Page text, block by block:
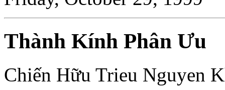
Thành Kính Phân Ưu
Chiến Hữu Trieu Nguyen